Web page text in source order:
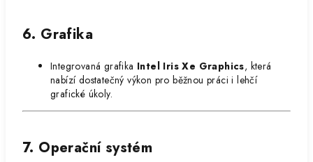
6. Grafika
Integrovaná grafika Intel Iris Xe Graphics, která
nabízí dostatečný výkon pro běžnou práci i lehčí
grafické úkoly.
7. Operační systém